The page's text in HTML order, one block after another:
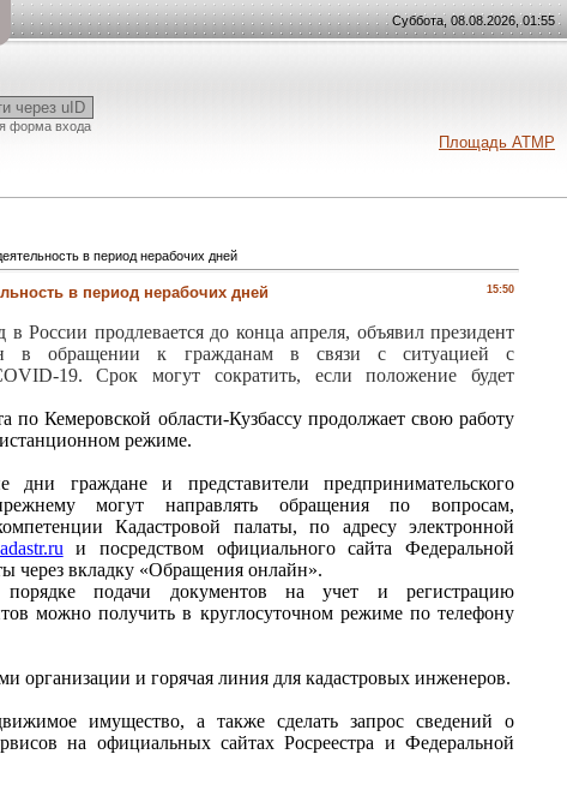
Суббота, 08.08.2026, 01:55
через uID
форма входа
Площадь АТМР
в период нерабочих дней
15:50
в период нерабочих дней
России продлевается до конца апреля, объявил президент
в обращении к гражданам в связи с ситуацией с
19. Срок могут сократить, если положение будет
по Кемеровской области-Кузбассу продолжает свою работу
режиме.
дни граждане и представители предпринимательского
могут направлять обращения по вопросам,
Кадастровой палаты, по адресу электронной
и посредством официального сайта Федеральной
через вкладку «Обращения онлайн».
подачи документов на учет и регистрацию
можно получить в круглосуточном режиме по телефону
и горячая линия для кадастровых инженеров.
имущество, а также сделать запрос сведений о
на официальных сайтах Росреестра и Федеральной